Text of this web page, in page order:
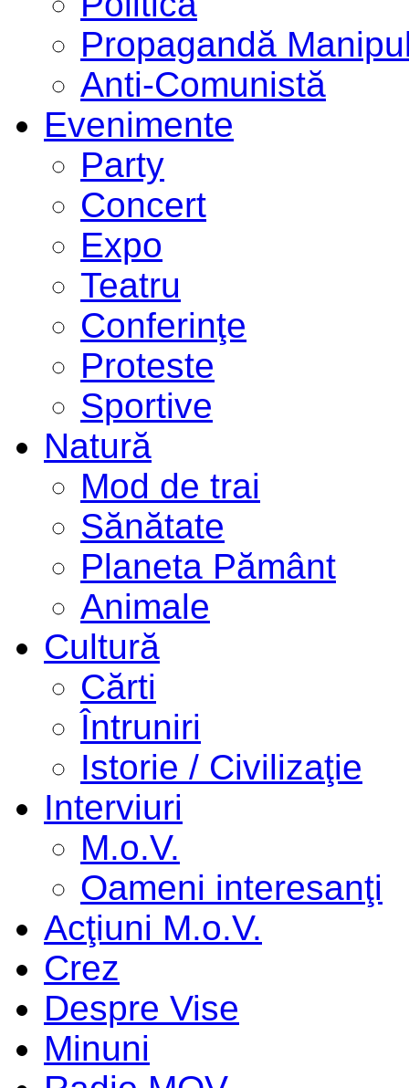
Propagandă
Anti-Comunistă
Evenimente
Party
Concert
Expo
Teatru
Conferinţe
Proteste
Sportive
Natură
Mod de trai
Sănătate
Planeta Pământ
Animale
Cultură
Cărti
Întruniri
Istorie / Civilizaţie
Interviuri
M.o.V.
Oameni interesanţi
Acţiuni M.o.V.
Crez
Despre Vise
Minuni